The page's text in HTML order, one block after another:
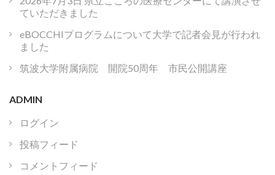
ていただきました
eBOCCHIプログラムについて大学で記者会見が行われ
ました
筑波大学附属病院 開院50周年 市民公開講座
ADMIN
ログイン
投稿フィード
コメントフィード